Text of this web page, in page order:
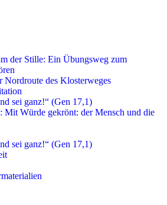
der Stille: Ein Übungsweg zum
Nordroute des Klosterweges
sei ganz!“ (Gen 17,1)
Mit Würde gekrönt: der Mensch und die
sei ganz!“ (Gen 17,1)